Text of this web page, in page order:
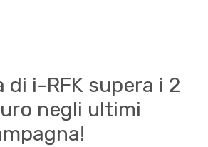
di i-RFK supera i 2
negli ultimi